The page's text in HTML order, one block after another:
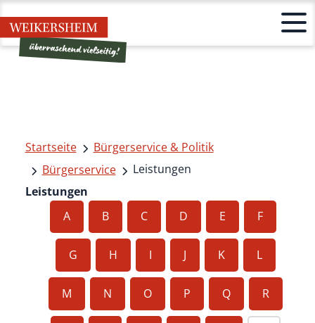
Startseite
Bürgerservice & Politik
Bürgerservice
Leistungen
Leistungen
A
B C D E F
G H I J K L
M N O P Q R